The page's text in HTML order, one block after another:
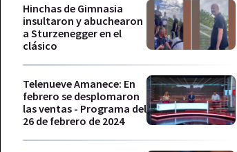
Hinchas de Gimnasia
insultaron y abuchearon
a Sturzenegger en el
clásico
Telenueve Amanece: En
febrero se desplomaron
las ventas - Programa del
26 de febrero de 2024